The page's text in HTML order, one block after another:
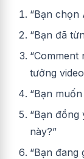
“Bạn chọn
“Bạn đã
tưởng
“Bạn
“Bạn
này?”
“Bạn đang